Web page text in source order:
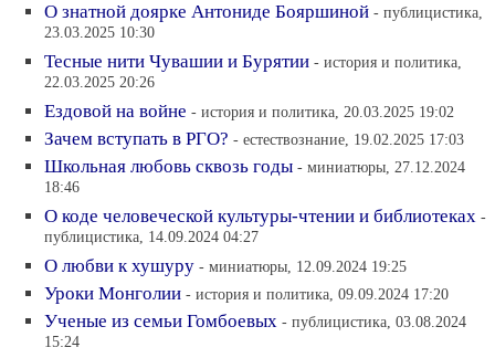
О знатной доярке Антониде Бояршиной - публицистика,
23.03.2025 10:30
Тесные нити Чувашии и Бурятии - история и политика,
22.03.2025 20:26
Ездовой на войне - история и политика, 20.03.2025 19:02
Зачем вступать в РГО? - естествознание, 19.02.2025 17:03
Школьная любовь сквозь годы - миниатюры, 27.12.2024
18:46
О коде человеческой культуры-чтении и библиотеках -
публицистика, 14.09.2024 04:27
О любви к хушуру - миниатюры, 12.09.2024 19:25
Уроки Монголии - история и политика, 09.09.2024 17:20
Ученые из семьи Гомбоевых - публицистика, 03.08.2024
15:24